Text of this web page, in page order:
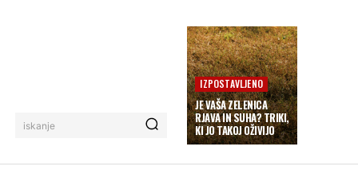
iskanje
IZPOSTAVLJENO
JE VAŠA ZELENICA
RJAVA IN SUHA? TRIKI,
KI JO TAKOJ OŽIVIJO